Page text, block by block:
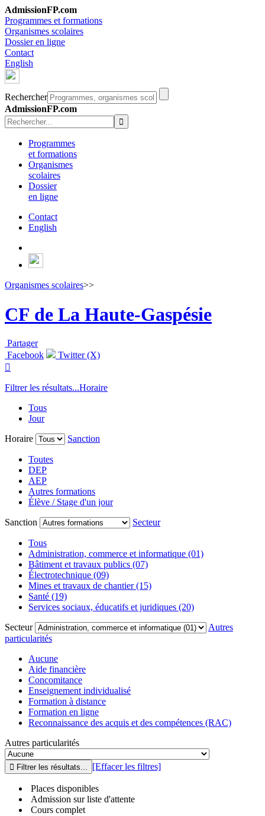
AdmissionFP.com
Programmes et formations
Organismes scolaires
Dossier en ligne
Contact
English
Rechercher
AdmissionFP.com
Programmes
et formations
Organismes
scolaires
Dossier
en ligne
Contact
English
Organismes scolaires>>
CF de La Haute-Gaspésie
Partager
Facebook
Twitter (X)

Filtrer les résultats...Horaire
Tous
Jour
Horaire
Sanction
Toutes
DEP
AEP
Autres formations
Élève / Stage d'un jour
Sanction
Secteur
Tous
Administration, commerce et informatique (01)
Bâtiment et travaux publics (07)
Électrotechnique (09)
Mines et travaux de chantier (15)
Santé (19)
Services sociaux, éducatifs et juridiques (20)
Secteur
Autres
particularités
Aucune
Aide financière
Concomitance
Enseignement individualisé
Formation à distance
Formation en ligne
Reconnaissance des acquis et des compétences (RAC)
Autres particularités
[Effacer les filtres]
Places disponibles
Admission sur liste d'attente
Cours complet